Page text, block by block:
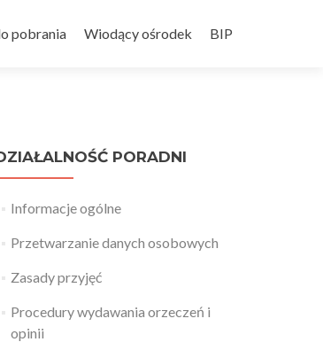
pobrania Wiodący ośrodek BIP
PORADNI
Informacje ogólne
Przetwarzanie danych osobowych
Zasady przyjęć
Procedury wydawania orzeczeń i
opinii